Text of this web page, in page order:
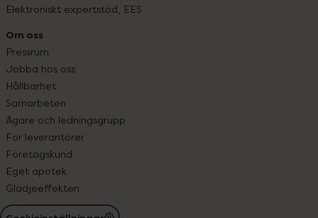
Elektroniskt expertstöd, EES
Om oss
Pressrum
Jobba hos oss
Hållbarhet
Samarbeten
Ägare och ledningsgrupp
För leverantörer
Företagskund
Eget apotek
Glädjeeffekten